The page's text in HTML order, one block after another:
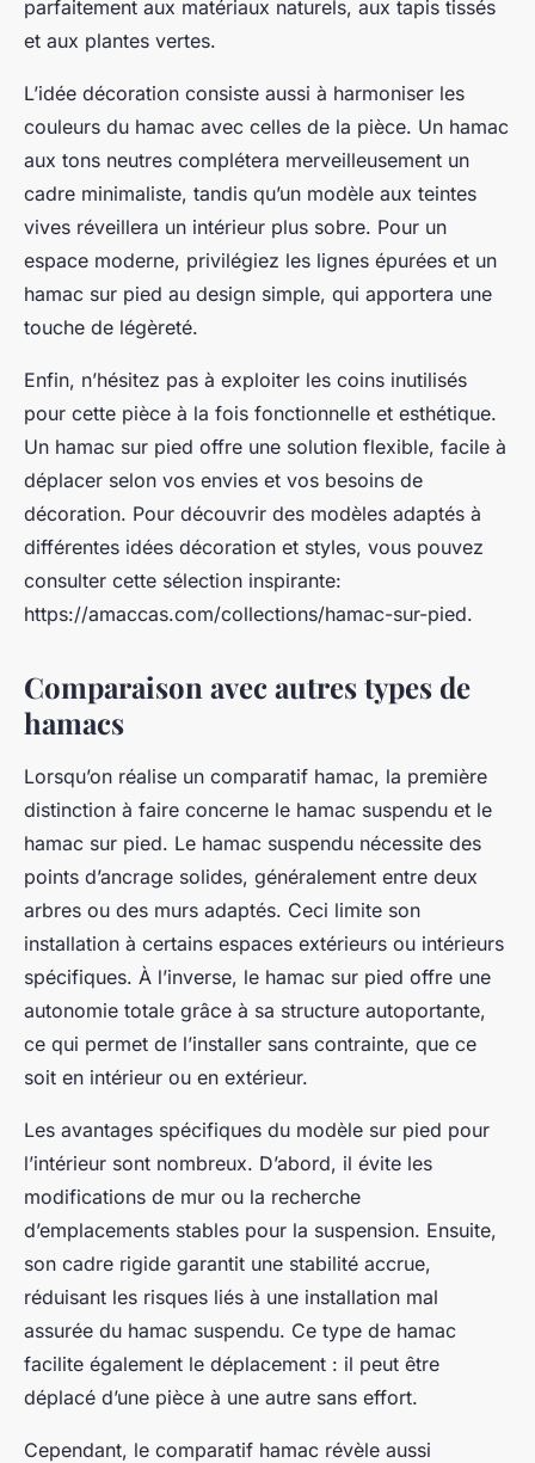
parfaitement aux matériaux naturels, aux tapis tissés
et aux plantes vertes.
L’idée décoration consiste aussi à harmoniser les
couleurs du hamac avec celles de la pièce. Un hamac
aux tons neutres complétera merveilleusement un
cadre minimaliste, tandis qu’un modèle aux teintes
vives réveillera un intérieur plus sobre. Pour un
espace moderne, privilégiez les lignes épurées et un
hamac sur pied au design simple, qui apportera une
touche de légèreté.
Enfin, n’hésitez pas à exploiter les coins inutilisés
pour cette pièce à la fois fonctionnelle et esthétique.
Un hamac sur pied offre une solution flexible, facile à
déplacer selon vos envies et vos besoins de
décoration. Pour découvrir des modèles adaptés à
différentes idées décoration et styles, vous pouvez
consulter cette sélection inspirante:
https://amaccas.com/collections/hamac-sur-pied.
Comparaison avec autres types de
hamacs
Lorsqu’on réalise un comparatif hamac, la première
distinction à faire concerne le hamac suspendu et le
hamac sur pied. Le hamac suspendu nécessite des
points d’ancrage solides, généralement entre deux
arbres ou des murs adaptés. Ceci limite son
installation à certains espaces extérieurs ou intérieurs
spécifiques. À l’inverse, le hamac sur pied offre une
autonomie totale grâce à sa structure autoportante,
ce qui permet de l’installer sans contrainte, que ce
soit en intérieur ou en extérieur.
Les avantages spécifiques du modèle sur pied pour
l’intérieur sont nombreux. D’abord, il évite les
modifications de mur ou la recherche
d’emplacements stables pour la suspension. Ensuite,
son cadre rigide garantit une stabilité accrue,
réduisant les risques liés à une installation mal
assurée du hamac suspendu. Ce type de hamac
facilite également le déplacement : il peut être
déplacé d’une pièce à une autre sans effort.
Cependant, le comparatif hamac révèle aussi